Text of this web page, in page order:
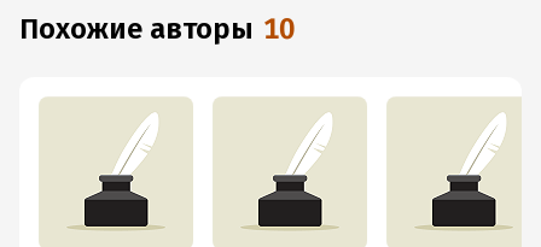
Похожие авторы 10